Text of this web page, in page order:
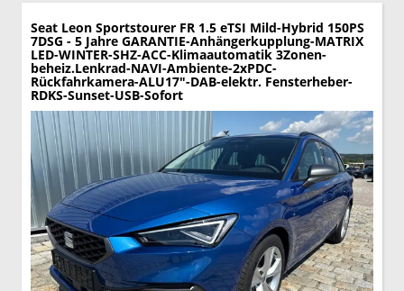
Seat Leon Sportstourer FR 1.5 eTSI Mild-Hybrid 150PS
7DSG - 5 Jahre GARANTIE-Anhängerkupplung-MATRIX
LED-WINTER-SHZ-ACC-Klimaautomatik 3Zonen-
beheiz.Lenkrad-NAVI-Ambiente-2xPDC-
Rückfahrkamera-ALU17"-DAB-elektr. Fensterheber-
RDKS-Sunset-USB-Sofort